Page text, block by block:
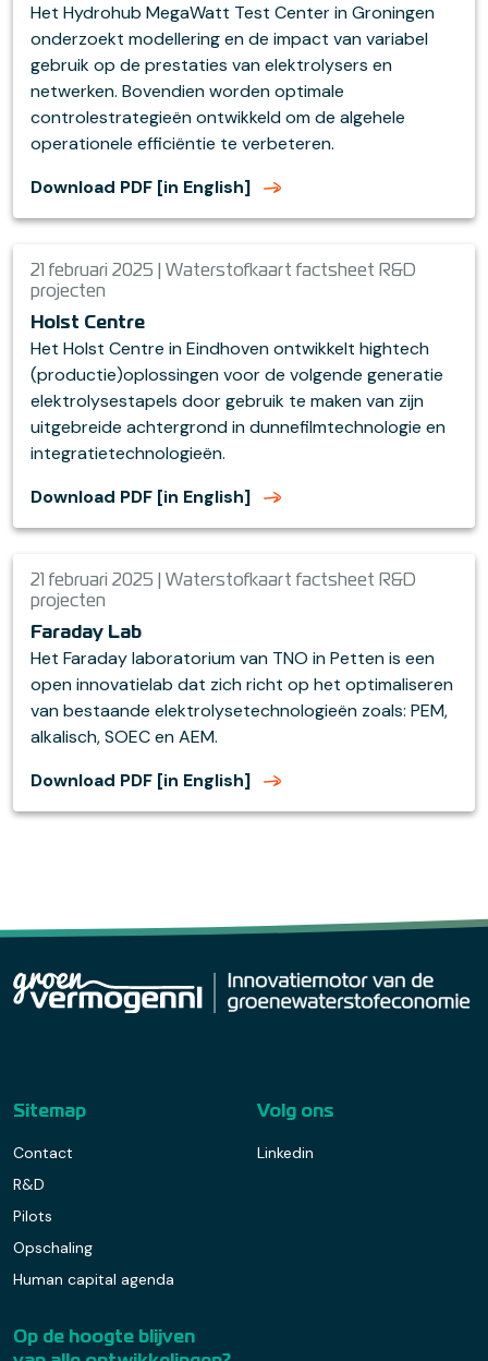
Het Hydrohub MegaWatt Test Center in Groningen
onderzoekt modellering en de impact van variabel
gebruik op de prestaties van elektrolysers en
netwerken. Bovendien worden optimale
controlestrategieën ontwikkeld om de algehele
operationele efficiëntie te verbeteren.
Download PDF [in English]
21 februari 2025 | Waterstofkaart factsheet R&D
projecten
Holst Centre
Het Holst Centre in Eindhoven ontwikkelt hightech
(productie)oplossingen voor de volgende generatie
elektrolysestapels door gebruik te maken van zijn
uitgebreide achtergrond in dunnefilmtechnologie en
integratietechnologieën.
Download PDF [in English]
21 februari 2025 | Waterstofkaart factsheet R&D
projecten
Faraday Lab
Het Faraday laboratorium van TNO in Petten is een
open innovatielab dat zich richt op het optimaliseren
van bestaande elektrolysetechnologieën zoals: PEM,
alkalisch, SOEC en AEM.
Download PDF [in English]
Sitemap
Contact
R&D
Pilots
Opschaling
Human capital agenda
Volg ons
Linkedin
Op de hoogte blijven